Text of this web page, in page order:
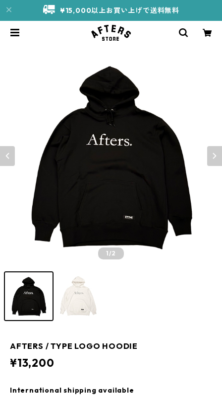
¥15,000以上お買い上げで送料無料
1/2
AFTERS / TYPE LOGO HOODIE
¥13,200
International shipping available